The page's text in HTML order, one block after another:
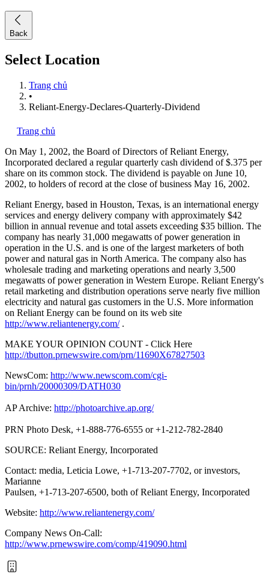
Back
Select Location
Trang chủ
•
Reliant-Energy-Declares-Quarterly-Dividend
Trang chủ
On May 1, 2002, the Board of Directors of Reliant Energy,
Incorporated declared a regular quarterly cash dividend of $.375 per
share on its common stock. The dividend is payable on June 10,
2002, to holders of record at the close of business May 16, 2002.
Reliant Energy, based in Houston, Texas, is an international energy
services and energy delivery company with approximately $42
billion in annual revenue and total assets exceeding $35 billion. The
company has nearly 31,000 megawatts of power generation in
operation in the U.S. and is one of the largest marketers of both
power and natural gas in North America. The company also has
wholesale trading and marketing operations and nearly 3,500
megawatts of power generation in Western Europe. Reliant Energy's
retail marketing and distribution operations serve nearly five million
electricity and natural gas customers in the U.S. More information
on Reliant Energy can be found on its web site
http://www.reliantenergy.com/.
MAKE YOUR OPINION COUNT - Click Here
http://tbutton.prnewswire.com/prn/11690X67827503
NewsCom: http://www.newscom.com/cgi-
bin/prnh/20000309/DATH030
AP Archive: http://photoarchive.ap.org/
PRN Photo Desk, +1-888-776-6555 or +1-212-782-2840
SOURCE: Reliant Energy, Incorporated
Contact: media, Leticia Lowe, +1-713-207-7702, or investors,
Marianne
Paulsen, +1-713-207-6500, both of Reliant Energy, Incorporated
Website: http://www.reliantenergy.com/
Company News On-Call:
http://www.prnewswire.com/comp/419090.html